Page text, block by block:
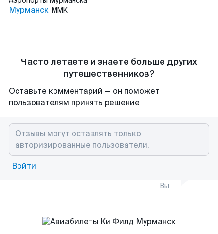
Мурманск MMK
Часто летаете и знаете больше других
путешественников?
Оставьте комментарий — он поможет
пользователям принять решение
Войти
Вы